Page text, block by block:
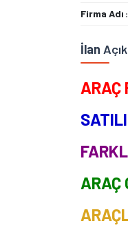
Firma Adı
İlan
ARAÇ
ARAÇ